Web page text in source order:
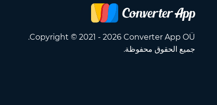
Copyright © 2021 - 2026 Converter App OÜ.
جميع الحقوق محفوظة.